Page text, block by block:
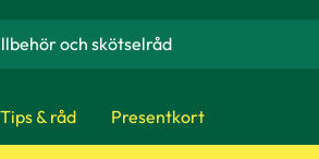
Tips & råd Presentkort